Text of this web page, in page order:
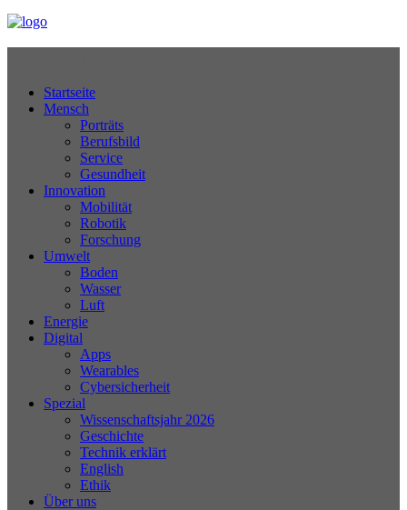
Startseite
Mensch
Porträts
Berufsbild
Service
Gesundheit
Innovation
Mobilität
Robotik
Forschung
Umwelt
Boden
Wasser
Luft
Energie
Digital
Apps
Wearables
Cybersicherheit
Spezial
Wissenschaftsjahr 2026
Geschichte
Technik erklärt
English
Ethik
Über uns